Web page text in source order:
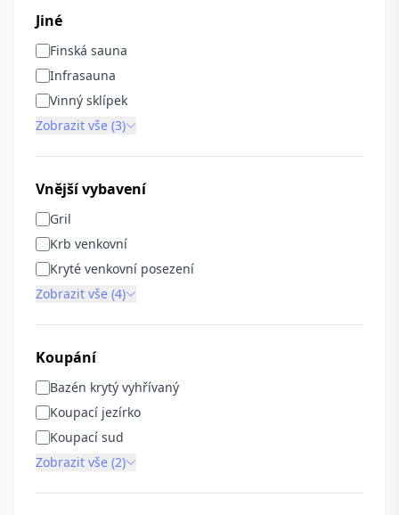
Jiné
Finská sauna
Infrasauna
Vinný sklípek
Zobrazit vše (3)
Vnější vybavení
Gril
Krb venkovní
Kryté venkovní posezení
Zobrazit vše (4)
Koupání
Bazén krytý vyhřívaný
Koupací jezírko
Koupací sud
Zobrazit vše (2)